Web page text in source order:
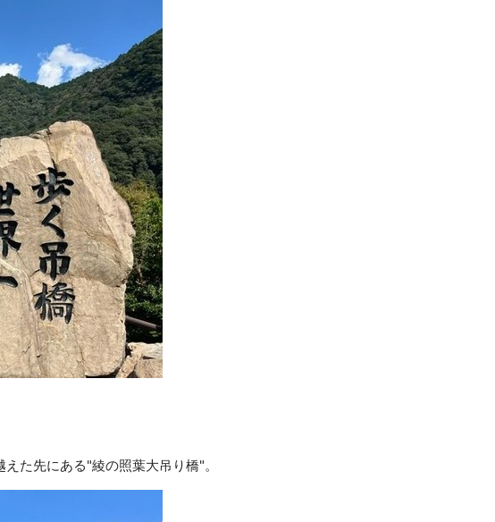
た先にある"綾の照葉大吊り橋"。